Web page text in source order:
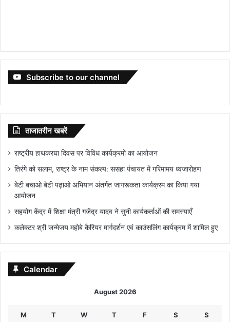
Subscribe to our channel
ताजातरीन खबरें
राष्ट्रीय हाथकरघा दिवस पर विविध कार्यक्रमों का आयोजन
तिरंगे को सलाम, राष्ट्र के नाम संकल्प: ससहा पंचायत में गरिमामय ध्वजारोहण
बेटी बचाओ बेटी पढ़ाओ अभियान अंतर्गत जागरूकता कार्यक्रम का किया गया
आयोजन
सहयोग केंद्र में शिक्षा मंत्री गजेंद्र यादव ने सुनी कार्यकर्ताओं की समस्याएँ
कलेक्टर श्री जन्मेजय महोबे कैरियर मार्गदर्शन एवं काउंसलिंग कार्यक्रम में शामिल हुए
Calendar
August 2026
M T W T F S S